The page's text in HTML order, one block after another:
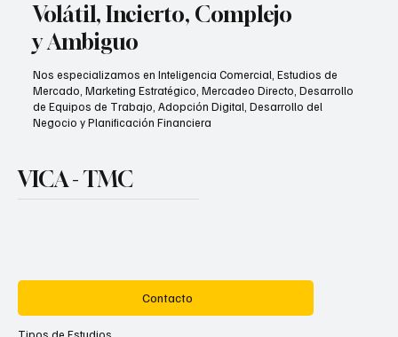
Volátil, Incierto, Complejo
y Ambiguo
Nos especializamos en Inteligencia Comercial, Estudios de
Mercado, Marketing Estratégico, Mercadeo Directo, Desarrollo
de Equipos de Trabajo, Adopción Digital, Desarrollo del
Negocio y Planificación Financiera
VICA - TMC
Contacto
Tipos de Estudios